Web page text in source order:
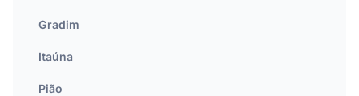
Gradim
Itaúna
Pião